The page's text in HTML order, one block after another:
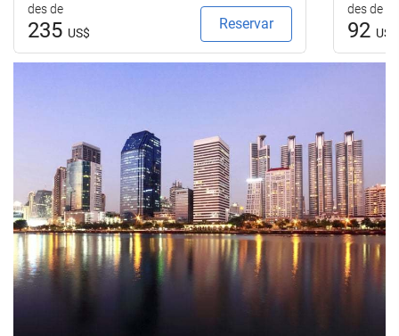
des de
235 US$
Reservar
des de
92 US$